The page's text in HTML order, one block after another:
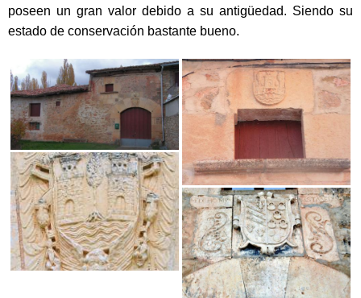
poseen un gran valor debido a su antigüedad. Siendo su
estado de conservación bastante bueno.